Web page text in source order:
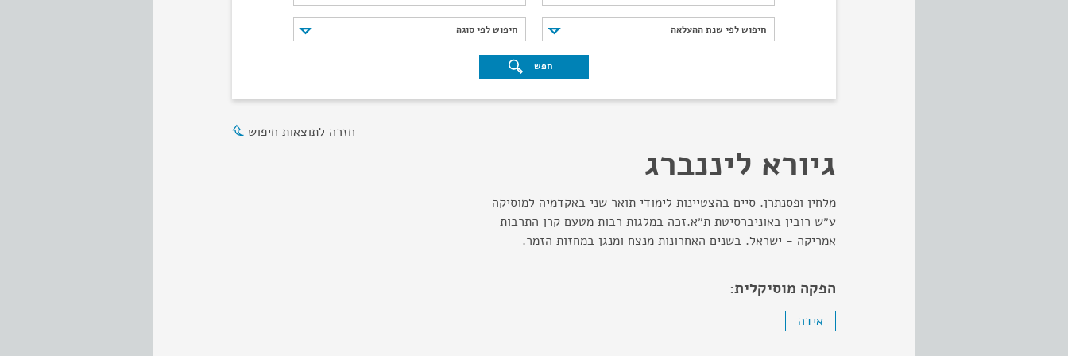
חיפוש לפי שנת ההעלאה
חיפוש לפי שנת ההעלאה חיפוש לפי סוגה
חיפוש לפי סוגה
חפש
חזרה לתוצאות חיפוש
גיורא ליננברג
מלחין ופסנתרן. סיים בהצטיינות לימודי תואר שני באקדמיה למוסיקה
ע״ש רובין באוניברסיטת ת״א.זכה במלגות רבות מטעם קרן התרבות
אמריקה - ישראל. בשנים האחרונות מנצח ומנגן במחזות הזמר.
הפקה מוסיקלית:
אידה